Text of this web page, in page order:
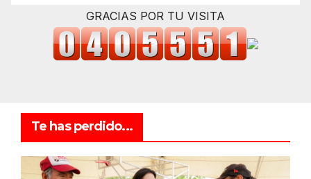
GRACIAS POR TU VISITA
Te has perdido...